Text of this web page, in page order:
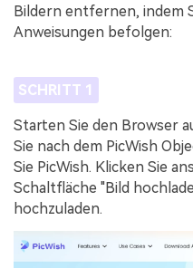
Bildern entfernen, indem
Anweisungen befolgen:
SCHRITT 1
Starten Sie den Browser
Sie nach dem PicWish
Sie PicWish. Klicken Sie
Schaltfläche "Bild
hochzuladen.